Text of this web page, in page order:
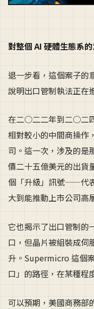
對整個 AI 硬體生態系
退一步看，這個案子的
說明出口管制執法正在
在二○二二年到二○二
相對較小的中間商操作
司。這一次，涉及的是
價二十五億美元的出貨
個「升級」訊號——代
大到能推動上市公司高
它也揭示了出口管制的
口，但晶片被組裝成伺
升。Supermicro 這個
口」的路徑，在某種程
可以預期，美國商務